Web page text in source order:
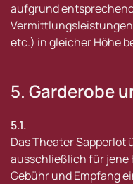
aufgrund
etc.) in gleicher Höhe
5. Garderobe
5.1.
Das Theater
ausschließlich für jene
Gebühr und Empfang